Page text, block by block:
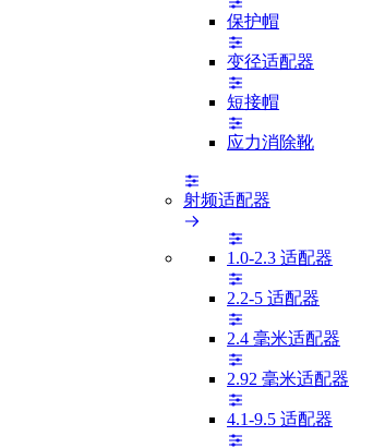
保护帽
变径适配器
短接帽
应力消除靴
射频适配器
1.0-2.3 适配器
2.2-5 适配器
2.4 毫米适配器
2.92 毫米适配器
4.1-9.5 适配器